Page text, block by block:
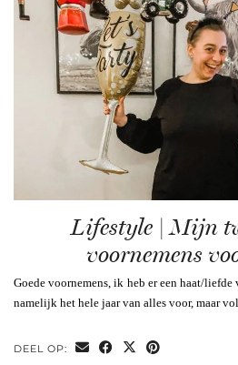
Lifestyle | Mijn
voornemens
Goede voornemens, ik heb er een haat/
namelijk het hele jaar van alles voor, maar
DEEL OP: